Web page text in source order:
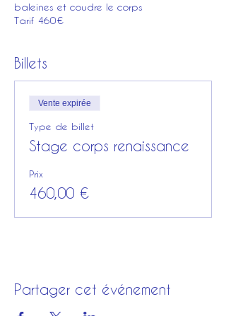
baleines et coudre le corps
Tarif 460€
Billets
Vente expirée
Type de billet
Stage corps renaissance
Prix
460,00 €
Partager cet événement